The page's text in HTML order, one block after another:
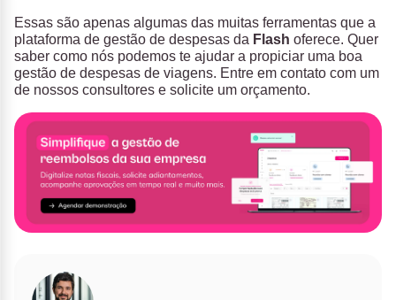
Essas são apenas algumas das muitas ferramentas que a
plataforma de gestão de despesas da Flash oferece. Quer
saber como nós podemos te ajudar a propiciar uma boa
gestão de despesas de viagens. Entre em contato com um
de nossos consultores e solicite um orçamento.